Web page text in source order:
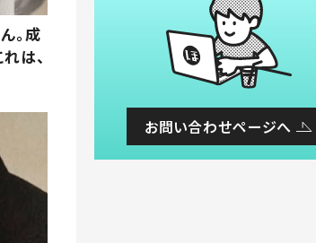
。成
は、
お問い合わせページへ